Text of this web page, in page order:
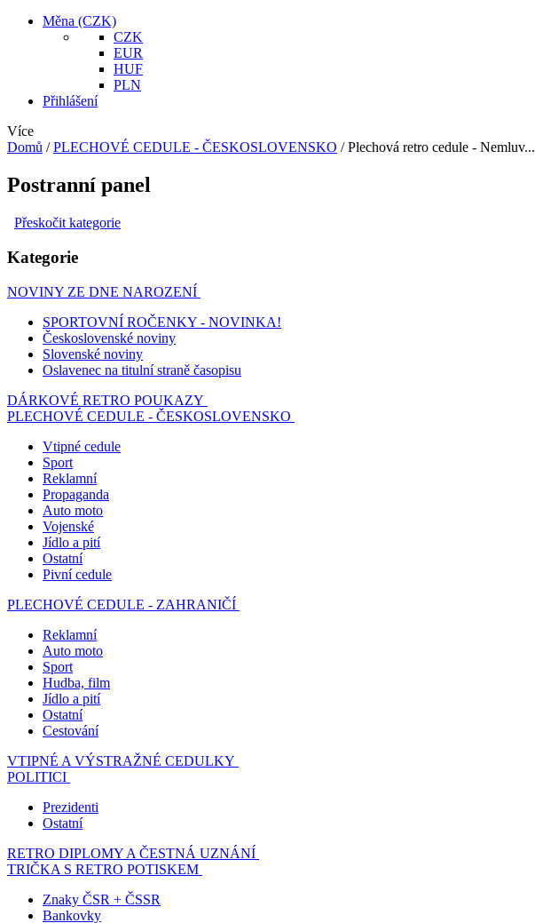
Měna (CZK)
CZK
EUR
HUF
PLN
Přihlášení
Více
Domů / PLECHOVÉ CEDULE - ČESKOSLOVENSKO / Plechová retro cedule - Nemluv...
Postranní panel
Přeskočit kategorie
Kategorie
NOVINY ZE DNE NAROZENÍ
SPORTOVNÍ ROČENKY - NOVINKA!
Československé noviny
Slovenské noviny
Oslavenec na titulní straně časopisu
DÁRKOVÉ RETRO POUKAZY
PLECHOVÉ CEDULE - ČESKOSLOVENSKO
Vtipné cedule
Sport
Reklamní
Propaganda
Auto moto
Vojenské
Jídlo a pití
Ostatní
Pivní cedule
PLECHOVÉ CEDULE - ZAHRANIČÍ
Reklamní
Auto moto
Sport
Hudba, film
Jídlo a pití
Ostatní
Cestování
VTIPNÉ A VÝSTRAŽNÉ CEDULKY
POLITICI
Prezidenti
Ostatní
RETRO DIPLOMY A ČESTNÁ UZNÁNÍ
TRIČKA S RETRO POTISKEM
Znaky ČSR + ČSSR
Bankovky